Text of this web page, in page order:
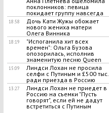
поклонников: певица
покидает группу навсегда
18:58
Дочь Кати Жужы обожает
нового жениха матери
Олега Винника
18:19
"Испоганила хит всех
времен": Ольга Бузова
опозорилась, исполнив
знаменитую песню Queen
15:09
Линдси Лохан не просила
селфи с Путиным и £500 тыс.
ради приезда в Россию
13:27
Линдси Лохан не приедет в
Россию на съемки "Пусть
говорят", если ей не дадут
встретиться с Путиным